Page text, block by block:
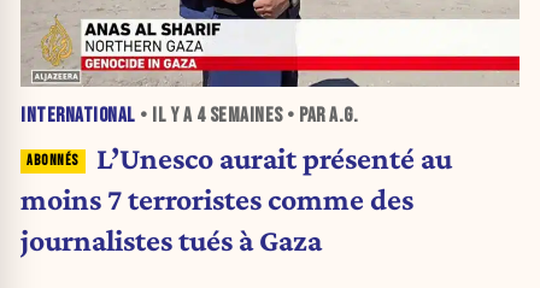
INTERNATIONAL • IL Y A 4 SEMAINES• PAR A.G.
L’Unesco aurait présenté au
moins 7 terroristes comme des
journalistes tués à Gaza